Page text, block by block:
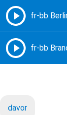
Freie
davor